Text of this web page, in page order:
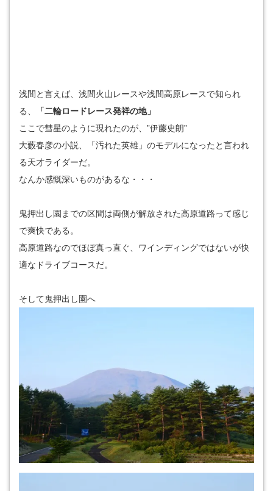
浅間と言えば、浅間火山レースや浅間高原レースで知られ
る、
「二輪ロードレース発祥の地」
ここで彗星のように現れたのが、”伊藤史朗”
大藪春彦の小説、「汚れた英雄」のモデルになったと言われ
る天才ライダーだ。
なんか感慨深いものがあるな・・・
鬼押出し園までの区間は両側が解放された高原道路って感じ
で爽快である。
高原道路なのでほぼ真っ直ぐ、ワインディングではないが快
適なドライブコースだ。
そして鬼押出し園へ